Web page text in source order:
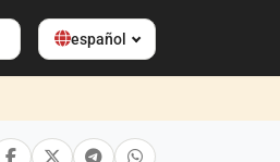
español